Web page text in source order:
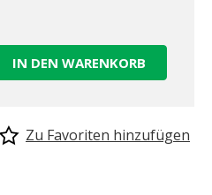
IN DEN WARENKORB
Zu Favoriten hinzufügen